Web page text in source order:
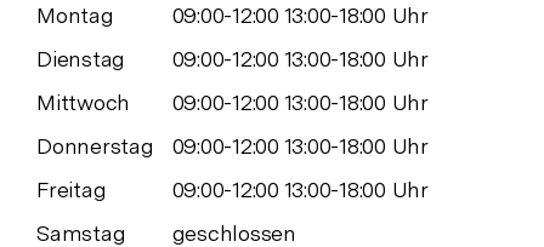
Montag
09:00-12:00 13:00-18:00 Uhr
Dienstag
09:00-12:00 13:00-18:00 Uhr
Mittwoch
09:00-12:00 13:00-18:00 Uhr
Donnerstag
09:00-12:00 13:00-18:00 Uhr
Freitag
09:00-12:00 13:00-18:00 Uhr
Samstag
geschlossen